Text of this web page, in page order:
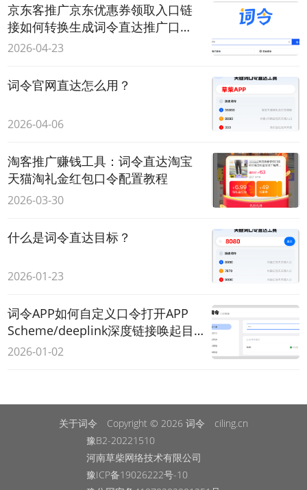
京东客推广京东优惠券领取入口链
接如何转换生成词令直达推广口
令？
2026-04-23
词令官网直达怎么用？
2026-04-06
淘客推广赚钱工具：词令直达淘宝
天猫淘礼金红包口令配置教程
2026-03-30
什么是词令直达目标？
2026-01-23
词令APP如何自定义口令打开APP
Scheme/deeplink深度链接唤起目
标APP内页？
2026-01-02
关于词令 Copyright © 2026 词令
ciling.cn
豫B2-20221510
河南草柴网络技术有限公司
豫ICP备19026222号-10